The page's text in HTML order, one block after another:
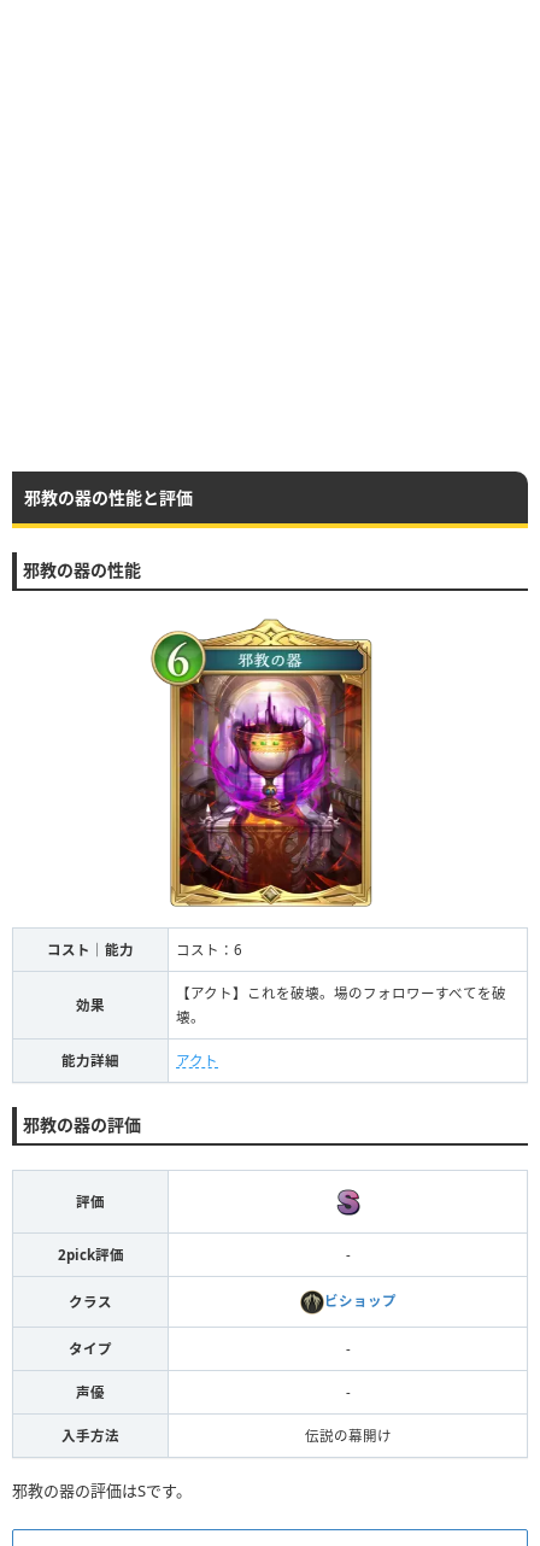
邪教の器の性能と評価
邪教の器の性能
コスト｜能力 コスト：6
効果
【アクト】これを破壊。場のフォロワーすべてを破
壊。
能力詳細 アクト
邪教の器の評価
評価
2pick評価 -
クラス ビショップ
タイプ -
声優 -
入手方法 伝説の幕開け
邪教の器の評価はSです。